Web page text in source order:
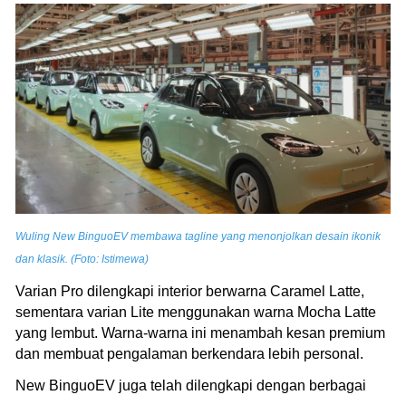
Wuling New BinguoEV membawa tagline yang menonjolkan desain ikonik
dan klasik. (Foto: Istimewa)
Varian Pro dilengkapi interior berwarna Caramel Latte,
sementara varian Lite menggunakan warna Mocha Latte
yang lembut. Warna-warna ini menambah kesan premium
dan membuat pengalaman berkendara lebih personal.
New BinguoEV juga telah dilengkapi dengan berbagai